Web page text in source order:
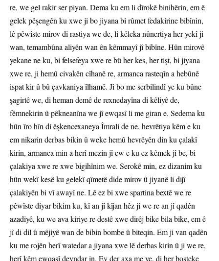
re, we gel rakir ser piyan. Dema ku em li dîrokê binihêrin, em ê
gelek pêşengên ku xwe ji bo jiyana bi rûmet fedakirine bibînin,
lê pêwîste mirov di rastiya we de, li kêleka nûnertiya her yekî ji
wan, temambûna aliyên wan ên kêmmayî jî bibîne. Hûn mirovê
yekane ne ku, bi felsefeya xwe re bû her kes, her tişt, bi jiyana
xwe re, ji hemû civakên cîhanê re, armanca rasteqîn a hebûnê
ispat kir û bû çavkaniya îlhamê. Ji bo me serbilindî ye ku bûne
şagirtê we, di heman demê de rexnedayîna di kêliyê de,
fêmnekirin û pêkneanîna we jî ewqasî li me giran e. Sedema ku
hûn îro hîn di êşkencexaneya Îmrali de ne, hevrêtiya kêm e ku
em nikarin derbas bikin û weke hemû hevrêyên din ku çalakî
kirin, armanca min a herî mezin jî ew e ku ez kêmek jî be, bi
çalakiya xwe re xwe bigihînim we. Serokê min, ez dizanim ku
hûn wekî kesê ku gelekî qîmetê dide mirov û jiyanê li dijî
çalakiyên bi vî awayî ne. Lê ez bi xwe spartina bextê we re
pêwîste diyar bikim ku, kî an jî kîjan hêz ji we re an jî qadên
azadiyê, ku we ava kiriye re destê xwe dirêj bike bila bike, em ê
jî di dil û mêjiyê wan de bibin bombe û biteqin. Em ji van qadên
ku me rojên herî watedar a jiyana xwe lê derbas kirin û ji we re,
herî kêm ewqasî deyndar in. Ev der axa me ye, di her bosteke